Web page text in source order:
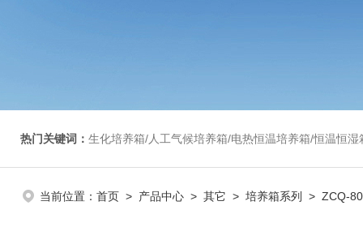
热门关键词： 生化培养箱/人工气候培养箱/电热恒温培养箱/恒温恒湿箱/光照培养箱/二氧化碳培养箱
当前位置： 首页 > 产品中心 > 其它 > 培养箱系列 > ZCQ-80